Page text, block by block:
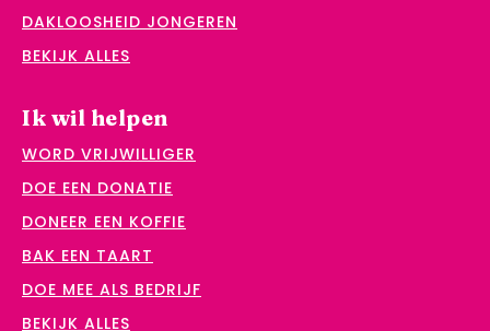
DAKLOOSHEID JONGEREN
BEKIJK ALLES
Ik wil helpen
WORD VRIJWILLIGER
DOE EEN DONATIE
DONEER EEN KOFFIE
BAK EEN TAART
DOE MEE ALS BEDRIJF
BEKIJK ALLES